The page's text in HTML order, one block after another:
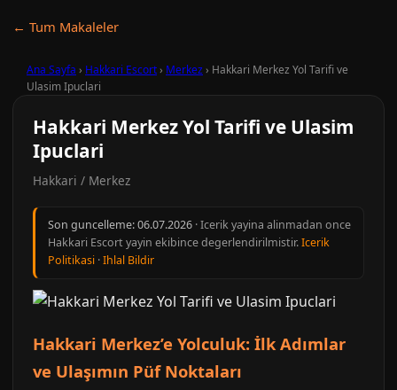
← Tum Makaleler
Ana Sayfa › Hakkari Escort› Merkez› Hakkari Merkez Yol Tarifi ve
Ulasim Ipuclari
Hakkari Merkez Yol Tarifi ve Ulasim
Ipuclari
Hakkari / Merkez
Son guncelleme:06.07.2026 · Icerik yayina alinmadan once
Hakkari Escort yayin ekibince degerlendirilmistir.Icerik
Politikasi ·Ihlal Bildir
Hakkari Merkez’e Yolculuk: İlk Adımlar
ve Ulaşımın Püf Noktaları